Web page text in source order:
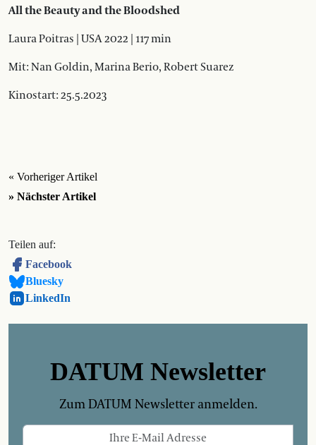
All the Beauty and the Bloodshed
Laura Poitras | USA 2022 | 117 min
Mit: Nan Goldin, Marina Berio, Robert Suarez
Kinostart: 25.5.2023
« Vorheriger Artikel
» Nächster Artikel
Teilen auf:
Facebook
Bluesky
LinkedIn
DATUM Newsletter
Zum DATUM Newsletter anmelden.